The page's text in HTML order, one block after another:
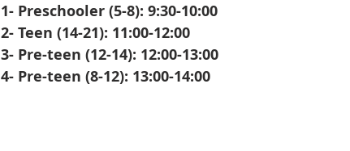
1- Preschooler (5-8): 9:30-10:00
2- Teen (14-21): 11:00-12:00
3- Pre-teen (12-14): 12:00-13:00
4- Pre-teen (8-12): 13:00-14:00